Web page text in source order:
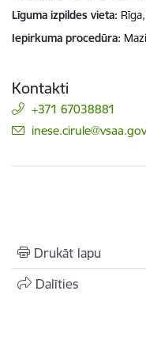
Līguma izpildes vieta
Iepirkuma procedūra
Kontakti
+371 67038881
E-pasts:
Drukāt lapu
Dalīties